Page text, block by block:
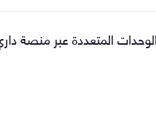
الوحدات المتعددة عبر منصة